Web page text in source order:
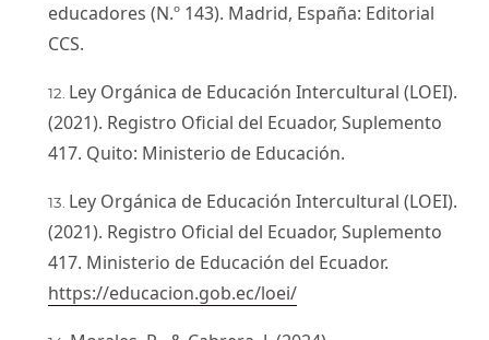
educadores (N.º 143). Madrid, España: Editorial
CCS.
Ley Orgánica de Educación Intercultural (LOEI).
(2021). Registro Oficial del Ecuador, Suplemento
417. Quito: Ministerio de Educación.
Ley Orgánica de Educación Intercultural (LOEI).
(2021). Registro Oficial del Ecuador, Suplemento
417. Ministerio de Educación del Ecuador.
https://educacion.gob.ec/loei/